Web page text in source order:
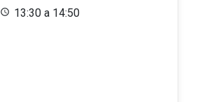
13:30 a 14:50